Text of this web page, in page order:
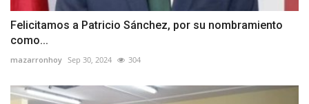
Felicitamos a Patricio Sánchez, por su nombramiento
como...
mazarronhoy Sep 30, 2024 304